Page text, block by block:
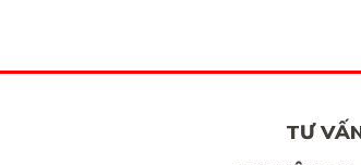
TƯ